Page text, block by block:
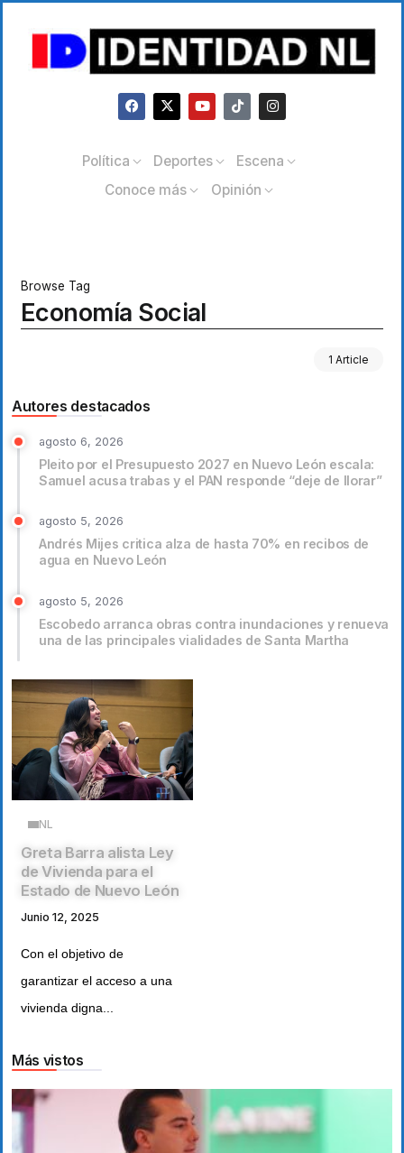
Política Deportes
Escena
Conoce más
Opinión
Browse Tag
Economía Social
1 Article
Autores destacados
agosto 6, 2026
Pleito por el Presupuesto 2027 en Nuevo León escala:
Samuel acusa trabas y el PAN responde “deje de llorar”
agosto 5, 2026
Andrés Mijes critica alza de hasta 70% en recibos de
agua en Nuevo León
agosto 5, 2026
Escobedo arranca obras contra inundaciones y renueva
una de las principales vialidades de Santa Martha
NL
Greta Barra alista Ley
de Vivienda para el
Estado de Nuevo León
Junio 12, 2025
Con el objetivo de
garantizar el acceso a una
vivienda digna...
Más vistos